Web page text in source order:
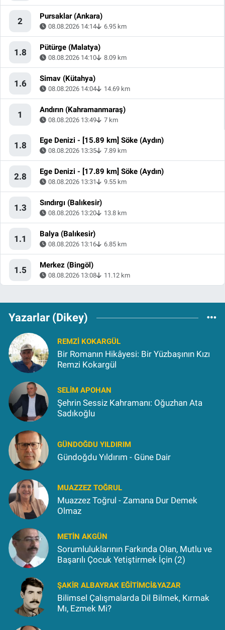
2 Pursaklar (Ankara)
08.08.2026 14:14 6.95 km
1.8 Pütürge (Malatya)
08.08.2026 14:10 8.09 km
1.6 Simav (Kütahya)
08.08.2026 14:04 14.69 km
1 Andırın (Kahramanmaraş)
08.08.2026 13:49 7 km
1.8 Ege Denizi - [15.89 km] Söke (Aydın)
08.08.2026 13:35 7.89 km
2.8 Ege Denizi - [17.89 km] Söke (Aydın)
08.08.2026 13:31 9.55 km
1.3 Sındırgı (Balıkesir)
08.08.2026 13:20 13.8 km
1.1 Balya (Balıkesir)
08.08.2026 13:16 6.85 km
1.5 Merkez (Bingöl)
08.08.2026 13:08 11.12 km
Yazarlar (Dikey)
REMZI KOKARGÜL
Bir Romanın Hikâyesi: Bir Yüzbaşının Kızı
Remzi Kokargül
SELIM APOHAN
Şehrin Sessiz Kahramanı: Oğuzhan Ata
Sadıkoğlu
GÜNDOĞDU YILDIRIM
Gündoğdu Yıldırım - Güne Dair
MUAZZEZ TOĞRUL
Muazzez Toğrul - Zamana Dur Demek
Olmaz
METIN AKGÜN
Sorumluluklarının Farkında Olan, Mutlu ve
Başarılı Çocuk Yetiştirmek İçin (2)
ŞAKIR ALBAYRAK EĞITIMCI&YAZAR
Bilimsel Çalışmalarda Dil Bilmek, Kırmak
Mı, Ezmek Mi?